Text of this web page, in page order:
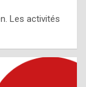
Les activités